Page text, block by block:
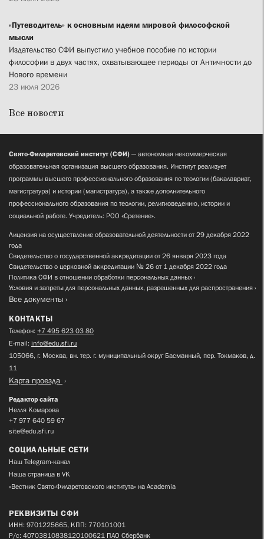
«Путеводитель» к основным идеям мировой философской
мысли
Издательство СФИ выпустило учебное пособие по истории
философии в двух частях, охватывающее периоды от Античности до
Нового времени
23 июля 2026
Все новости
Свято-Филаретовский институт (СФИ) — автономная некоммерческая
образовательная организация высшего образования. Институт реализует
программы высшего профессионального образования по теологии (бакалавриат,
магистратура) и истории (магистратура), а также дополнительного
профессионального образования по теологии, религиоведению, истории и
социальной работе. Учредитель: РОО «Сретение».
Лицензия на осуществление образовательной деятельности от 29 декабря 2022
года
Свидетельство о государственной аккредитации от 26 января 2023 года
Свидетельство о церковной аккредитации № 26 от 1 декабря 2022 года
Политика СФИ в отношении обработки персональных данных
Условия и запреты для персональных данных, разрешенных для распространения
Все документы
КОНТАКТЫ
Телефон: +7 495 623 03 80
E-mail: info@edu.sfi.ru
105066, г. Москва, вн. тер. г. муниципальный округ Басманный, пер. Токмаков, д.
11
Карта проезда
Редактор сайта
Нелля Комарова
+7 977 640 59 67
site@edu.sfi.ru
СОЦИАЛЬНЫЕ СЕТИ
Наш Telegram-канал
Наша страница в VK
«Вестник Свято-Филаретовского института» на Academia
РЕКВИЗИТЫ СФИ
ИНН: 9701225665, КПП: 770101001
Р/с: 40703810838120100621 ПАО Сбербанк